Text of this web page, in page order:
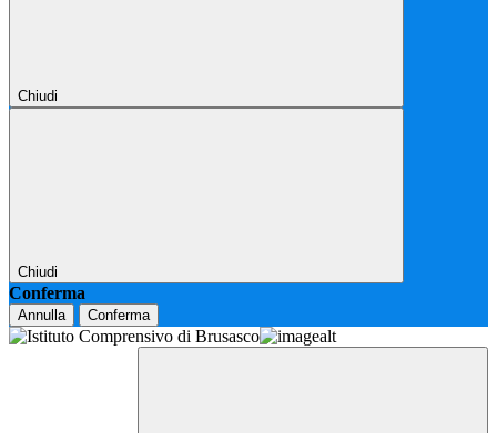
Chiudi
Chiudi
Conferma
Annulla Conferma